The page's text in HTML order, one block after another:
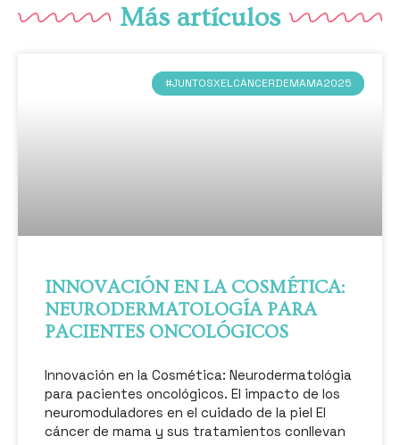
Más artículos
#JUNTOSXELCÁNCERDEMAMA2025
INNOVACIÓN EN LA COSMÉTICA:
NEURODERMATOLOGÍA PARA
PACIENTES ONCOLÓGICOS
Innovación en la Cosmética: Neurodermatológia
para pacientes oncológicos. El impacto de los
neuromoduladores en el cuidado de la piel El
cáncer de mama y sus tratamientos conllevan